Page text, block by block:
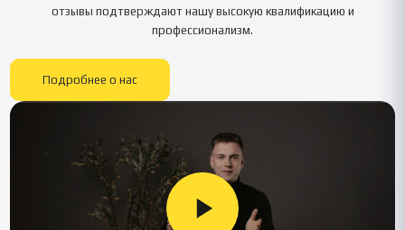
отзывы подтверждают нашу высокую квалификацию и
профессионализм.
Подробнее о нас